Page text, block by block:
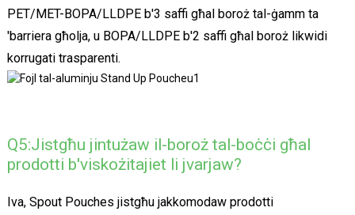
PET/MET-BOPA/LLDPE b'3 saffi għal boroż tal-ġamm ta
'barriera għolja, u BOPA/LLDPE b'2 saffi għal boroż likwidi
korrugati trasparenti.
Q5:Jistgħu jintużaw il-boroż tal-boċċi għal
prodotti b'viskożitajiet li jvarjaw?
Iva, Spout Pouches jistgħu jakkomodaw prodotti